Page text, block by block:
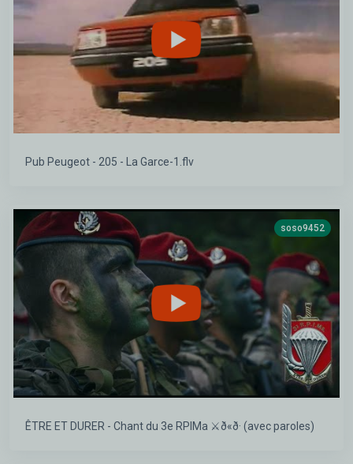
Pub Peugeot - 205 - La Garce-1.flv
soso9452
ÊTRE ET DURER - Chant du 3e RPIMa ⚔️ð«ð· (avec paroles)